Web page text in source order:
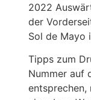
2022
der
Sol de Mayo
Tipps zum
Nummer auf
entsprechen,